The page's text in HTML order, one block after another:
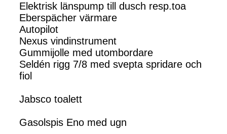
Elektrisk länspump till dusch resp.toa
Eberspächer värmare
Autopilot
Nexus vindinstrument
Gummijolle med utombordare
Seldén rigg 7/8 med svepta spridare och
fiol
Jabsco toalett
Gasolspis Eno med ugn